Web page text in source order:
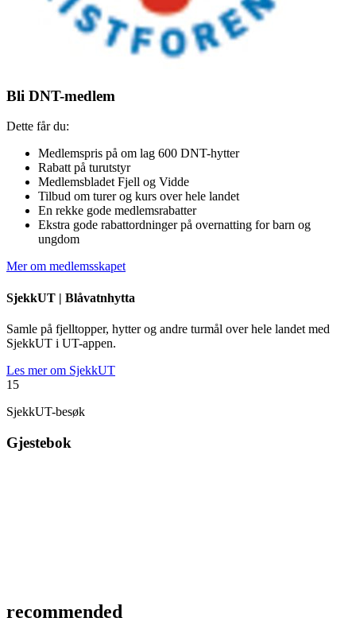
Bli DNT-medlem
Dette får du:
Medlemspris på om lag 600 DNT-hytter
Rabatt på turutstyr
Medlemsbladet Fjell og Vidde
Tilbud om turer og kurs over hele landet
En rekke gode medlemsrabatter
Ekstra gode rabattordninger på overnatting for barn og
ungdom
Mer om medlemsskapet
SjekkUT | Blåvatnhytta
Samle på fjelltopper, hytter og andre turmål over hele landet med
SjekkUT i UT-appen.
Les mer om SjekkUT
15
SjekkUT-besøk
Gjestebok
recommended